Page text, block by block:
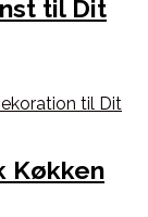
til Dit
Køkken